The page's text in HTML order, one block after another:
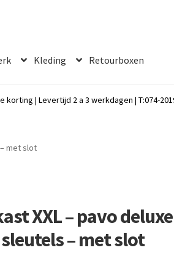
Kleding Retourboxen
| Levertijd 2 a 3 werkdagen | T:074-
met slot
XXL – pavo
– met slot